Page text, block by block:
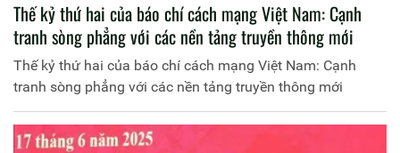
Thế kỷ thứ hai của báo chí cách mạng Việt Nam: Cạnh
tranh sòng phẳng với các nền tảng truyền thông mới
Thế kỷ thứ hai của báo chí cách mạng Việt Nam: Cạnh
tranh sòng phẳng với các nền tảng truyền thông mới